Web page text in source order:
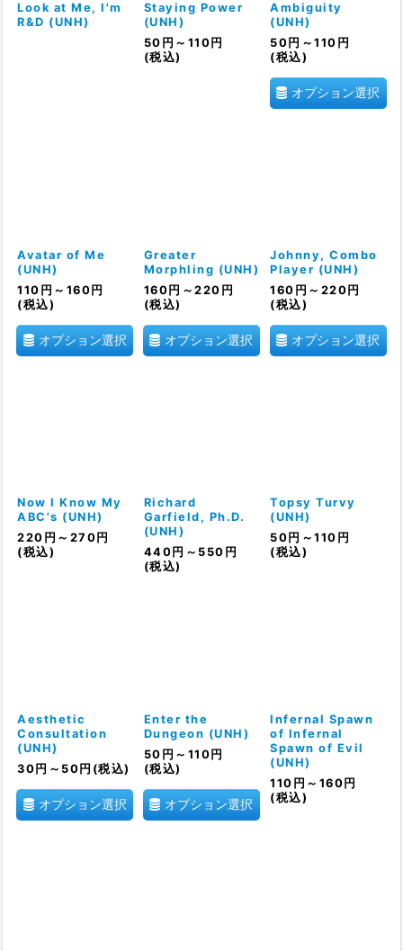
Look at Me, I'm
R&D (UNH)
Staying Power
(UNH)
50 円 ～110 円
(税込)
Ambiguity
(UNH)
50 円 ～110 円
(税込)
オプション選択
Avatar of Me
(UNH)
110 円 ～160 円
(税込)
オプション選択
Greater
Morphling (UNH)
160 円 ～220 円
(税込)
オプション選択
Johnny, Combo
Player (UNH)
160 円 ～220 円
(税込)
オプション選択
Now I Know My
ABC's (UNH)
220 円 ～270 円
(税込)
Richard
Garfield, Ph.D.
(UNH)
440 円 ～550 円
(税込)
Topsy Turvy
(UNH)
50 円 ～110 円
(税込)
Aesthetic
Consultation
(UNH)
30 円 ～50 円 (税込)
オプション選択
Enter the
Dungeon (UNH)
50 円 ～110 円
(税込)
オプション選択
Infernal Spawn
of Infernal
Spawn of Evil
(UNH)
110 円 ～160 円
(税込)